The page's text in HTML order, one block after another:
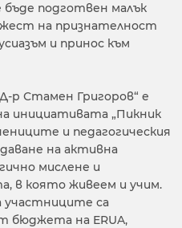
подготвен малък
на признателност
и принос към
р Стамен Григоров“ е
инициативата „Пикник
и педагогическия
на активна
мислене и
в която живеем и учим.
участниците са
бюджета на ERUA,